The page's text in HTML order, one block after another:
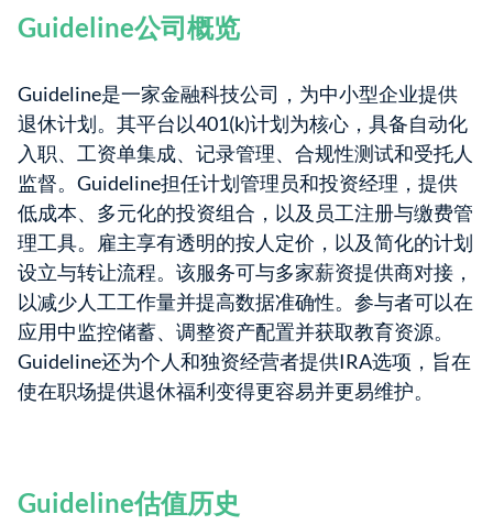
Guideline公司概览
Guideline是一家金融科技公司，为中小型企业提供
退休计划。其平台以401(k)计划为核心，具备自动化
入职、工资单集成、记录管理、合规性测试和受托人
监督。Guideline担任计划管理员和投资经理，提供
低成本、多元化的投资组合，以及员工注册与缴费管
理工具。雇主享有透明的按人定价，以及简化的计划
设立与转让流程。该服务可与多家薪资提供商对接，
以减少人工工作量并提高数据准确性。参与者可以在
应用中监控储蓄、调整资产配置并获取教育资源。
Guideline还为个人和独资经营者提供IRA选项，旨在
使在职场提供退休福利变得更容易并更易维护。
Guideline估值历史